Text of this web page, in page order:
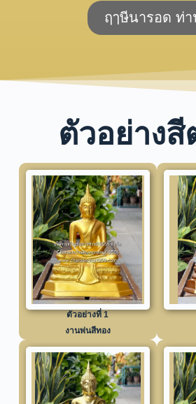
ฤๅษีนารอด ท่า
ตัวอย่างสี
ตัวอย่างที่ 1
งานพ่นสีทอง